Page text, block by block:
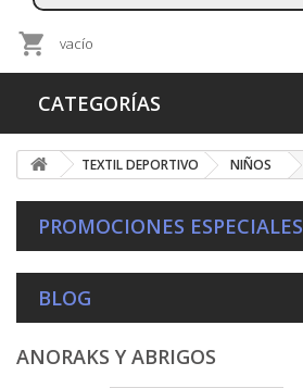
vacío
CATEGORÍAS
TEXTIL DEPORTIVO NIÑOS
PROMOCIONES ESPECIALES
BLOG
ANORAKS Y ABRIGOS